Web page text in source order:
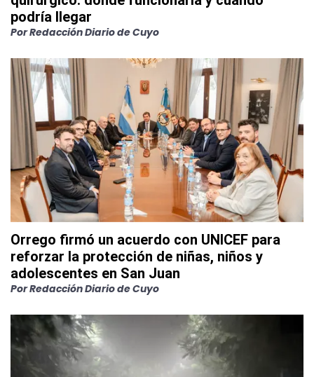
podría llegar
PorRedacción Diario de Cuyo
Orrego firmó un acuerdo con UNICEF para
reforzar la protección de niñas, niños y
adolescentes en San Juan
PorRedacción Diario de Cuyo